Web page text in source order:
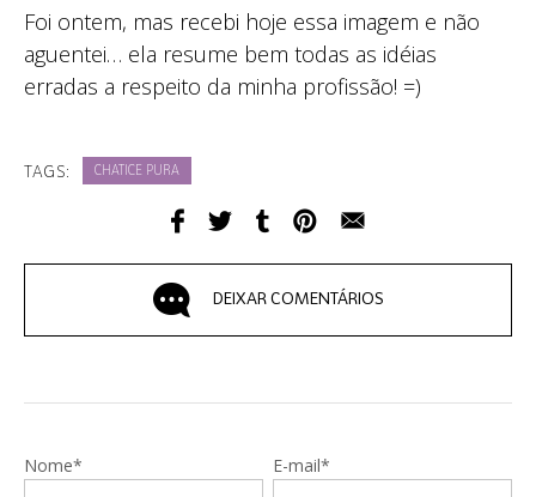
Foi ontem, mas recebi hoje essa imagem e não
aguentei… ela resume bem todas as idéias
erradas a respeito da minha profissão! =)
TAGS: CHATICE PURA
DEIXAR COMENTÁRIOS
Nome* E-mail*